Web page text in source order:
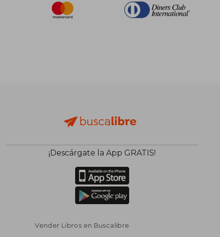
¡Descárgate la App GRATIS!
Vender Libros en Buscalibre